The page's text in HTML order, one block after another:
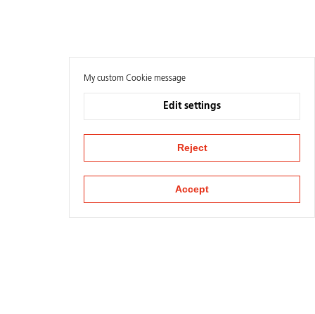
My custom Cookie message
Edit settings
Reject
Accept